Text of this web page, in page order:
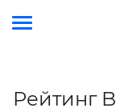
Рейтинг